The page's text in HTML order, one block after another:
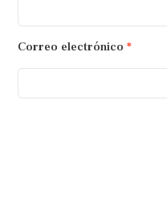
Correo electrónico *